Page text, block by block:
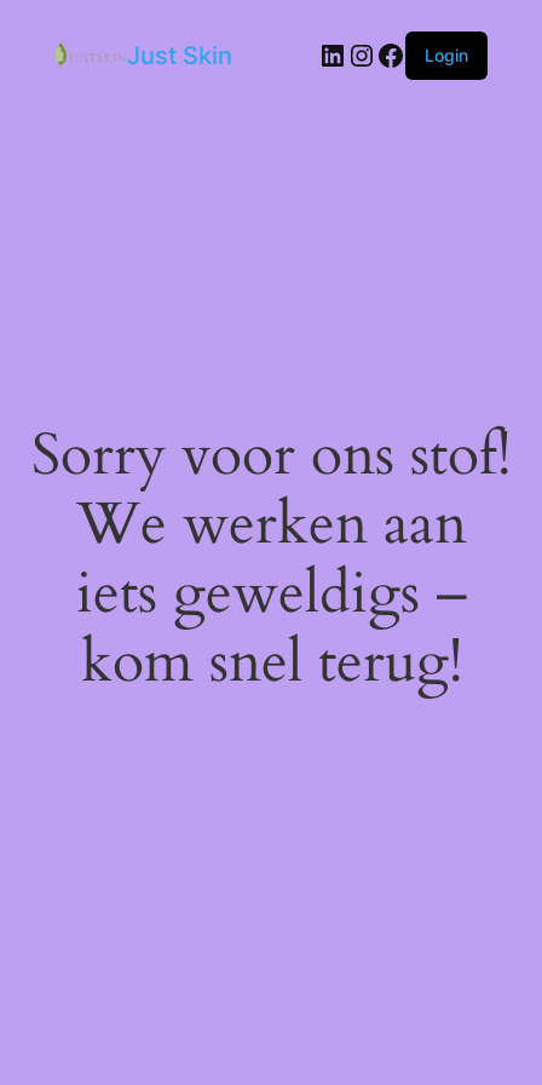
Just Skin LinkedIn
Instagram
Facebook
Login
Sorry voor ons stof!
We werken aan
iets geweldigs –
kom snel terug!